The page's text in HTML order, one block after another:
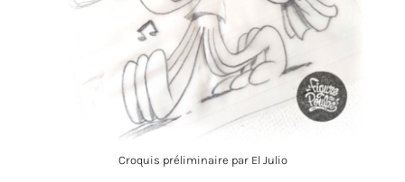
Croquis préliminaire par El Julio